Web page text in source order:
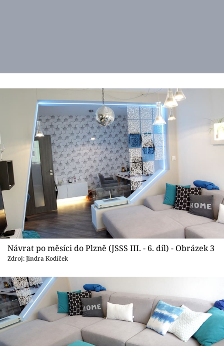
Návrat po měsíci do Plzně (JSSS III. - 6. díl) - Obrázek 3
Zdroj: Jindra Kodíček